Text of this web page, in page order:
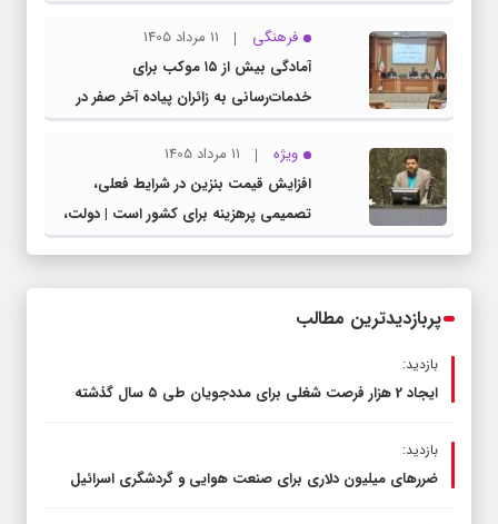
مشترک عضو کمیسیون آموزش مجلس با
مدیرکل آموزش و پرورش خراسان رضوی
فرهنگی
11 مرداد 1405
آمادگی بیش از ۱۵ موکب برای
خدمات‌رسانی به زائران پیاده آخر صفر در
شهرستان چناران
ویژه
11 مرداد 1405
افزایش قیمت بنزین در شرایط فعلی،
تصمیمی پرهزینه برای کشور است | دولت،
قاچاق سوخت و عوامل اصلی ناترازی را
پربازدیدترین مطالب
بازدید:
ایجاد 2 هزار فرصت شغلی برای مددجویان طی ۵ سال گذشته
بازدید:
ضررهای میلیون دلاری برای صنعت هوایی و گردشگری اسرائیل